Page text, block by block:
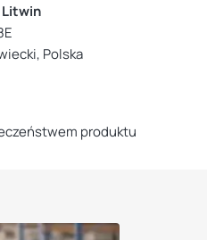
Litwin
Polska
produktu